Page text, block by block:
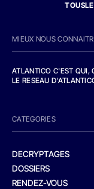
MIEUX NOUS
ATLANTICO C'EST QUI,
LE RESEAU
CATEGORIES
DECRYPTAGES
DOSSIERS
RENDEZ-VOUS